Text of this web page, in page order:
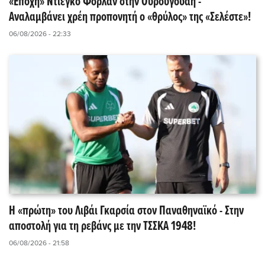
Αναλαμβάνει χρέη προπονητή ο «θρύλος» της «Σελέστε»!
06/08/2026 - 22:33
Η «πρώτη» του Λιβάι Γκαρσία στον Παναθηναϊκό - Στην
αποστολή για τη ρεβάνς με την ΤΣΣΚΑ 1948!
06/08/2026 - 21:58